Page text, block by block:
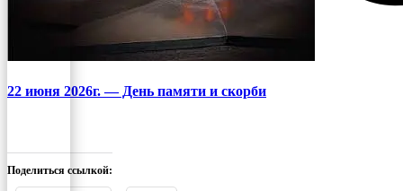
22 июня 2026г. — День памяти и скорби
Поделиться ссылкой: